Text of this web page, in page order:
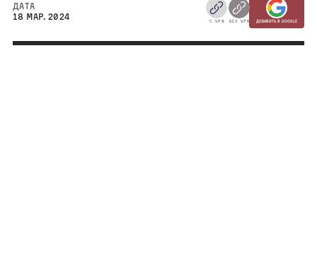
ДАТА
18 МАР. 2024
С VPN БЕЗ VPN ДОБАВИТЬ В GOOGLE